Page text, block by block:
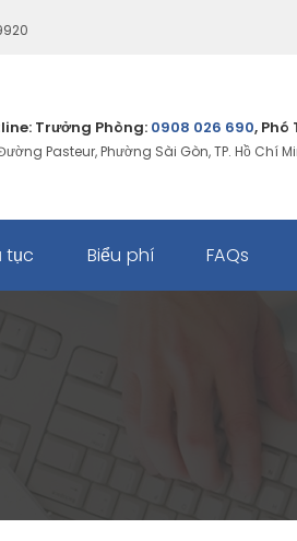
Trưởng Phòng: 0908 026 690, Phó
Pasteur, Phường Sài Gòn, TP. Hồ Chí
tục Biểu phí FAQs